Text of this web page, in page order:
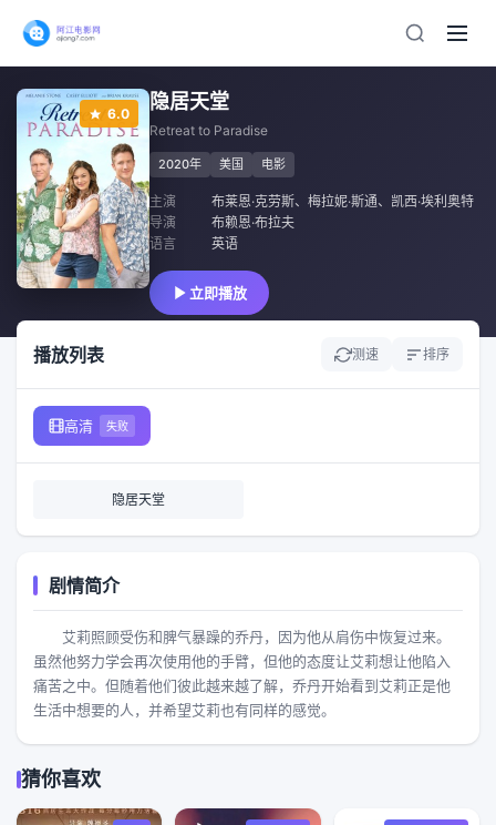
6.0
隐居天堂
Retreat to Paradise
2020年 美国 电影
主演 布莱恩·克劳斯、 梅拉妮·斯通、 凯西·埃利奥特
导演
布赖恩·布拉夫
语言
英语
立即播放
播放列表 测速 排序
高清 失败
隐居天堂
剧情简介
艾莉照顾受伤和脾气暴躁的乔丹，因为他从肩伤中恢复过来。
虽然他努力学会再次使用他的手臂，但他的态度让艾莉想让他陷入
痛苦之中。但随着他们彼此越来越了解，乔丹开始看到艾莉正是他
生活中想要的人，并希望艾莉也有同样的感觉。
猜你喜欢